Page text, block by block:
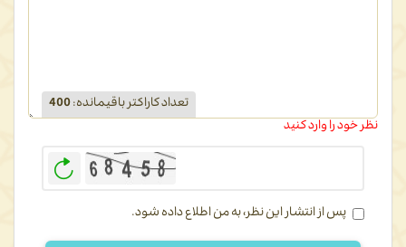
تعداد کاراکتر باقیمانده:
400
نظر خود را وارد کنید
پس از انتشار این نظر، به من اطلاع داده شود.